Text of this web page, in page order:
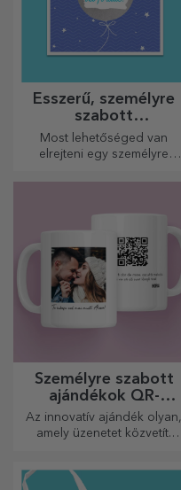
Ésszerű, személyre
szabott
üdvözlőkártyák és
kártyák
Most lehetőséged van
elrejteni egy személyre
szeretteidnek, és meglepni
Személyre szabott
ajándékok QR-
kódokkal
Az innovatív ajándék olyan,
amely üzenetet közvetít.
linkkel rendelkeznek, hogy a